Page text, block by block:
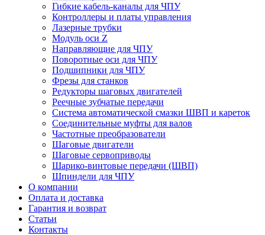
Гибкие кабель-каналы для ЧПУ
Контроллеры и платы управления
Лазерные трубки
Модуль оси Z
Направляющие для ЧПУ
Поворотные оси для ЧПУ
Подшипники для ЧПУ
Фрезы для станков
Редукторы шаговых двигателей
Реечные зубчатые передачи
Система автоматической смазки ШВП и кареток
Соединительные муфты для валов
Частотные преобразователи
Шаговые двигатели
Шаговые сервоприводы
Шарико-винтовые передачи (ШВП)
Шпиндели для ЧПУ
О компании
Оплата и доставка
Гарантия и возврат
Статьи
Контакты